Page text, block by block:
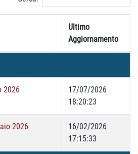
Ultimo
Aggiornamento
2026
17/07/2026
18:20:23
2026
16/02/2026
17:15:33